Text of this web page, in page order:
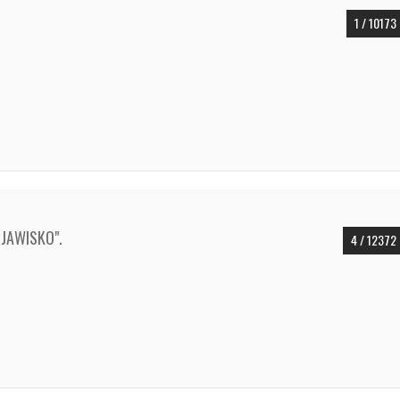
1 / 10173
4 / 12372